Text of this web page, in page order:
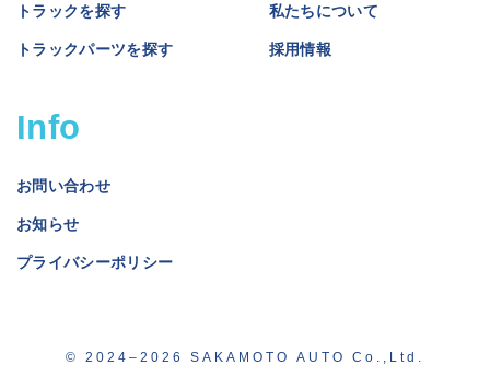
トラックを探す
トラックパーツを探す
私たちについて
採用情報
Info
お問い合わせ
お知らせ
プライバシーポリシー
© 2024–2026 SAKAMOTO AUTO Co.,Ltd.